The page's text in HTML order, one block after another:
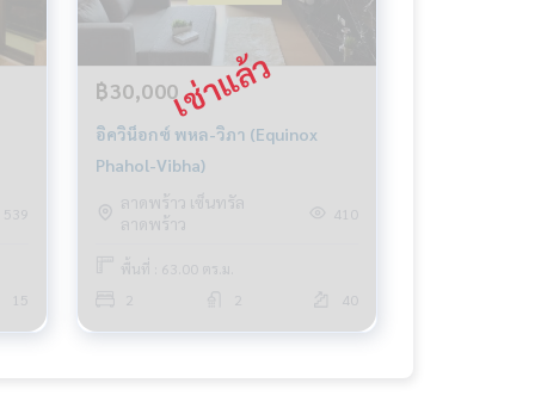
539
15
฿30,000
อิควิน็อกซ์ พหล-วิภา (Equinox
Phahol-Vibha)
ลาดพร้าว เซ็นทรัล
ลาดพร้าว
410
พื้นที่ : 63.00 ตร.ม.
40